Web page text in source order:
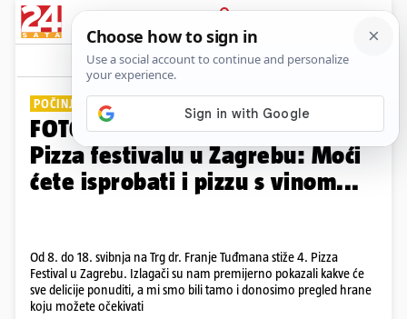
PRIJAVA
Galerija Komentari
POČINJE U ČETVRTAK!
FOTO Evo što vas sve očekuje na
Pizza festivalu u Zagrebu: Moći
ćete isprobati i pizzu s vinom...
Od 8. do 18. svibnja na Trg dr. Franje Tuđmana stiže 4. Pizza
Festival u Zagrebu. Izlagači su nam premijerno pokazali kakve će
sve delicije ponuditi, a mi smo bili tamo i donosimo pregled hrane
koju možete očekivati